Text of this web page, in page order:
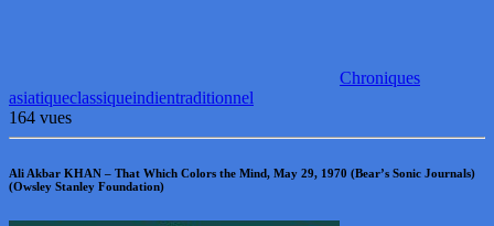
Chroniques
asiatiqueclassiqueindientraditionnel
164 vues
Ali Akbar KHAN – That Which Colors the Mind, May 29, 1970 (Bear’s Sonic Journals)
(Owsley Stanley Foundation)